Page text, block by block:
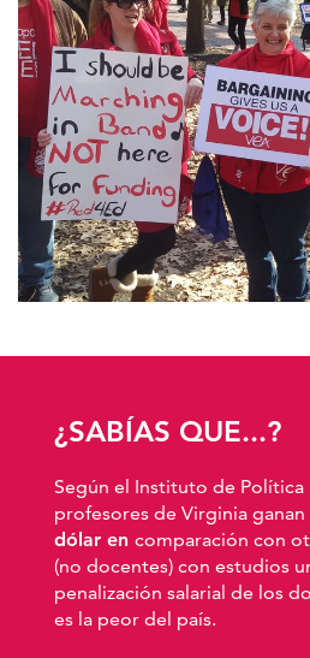
¿SABÍAS QUE...?
Según el Instituto de Política
profesores de Virginia ganan
dólar en comparación con
(no docentes) con estudios
penalización salarial de los
es la peor del país.